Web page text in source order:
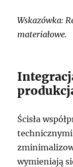
Wskazówka:
materiałowe.
Ścisła
wymieniają